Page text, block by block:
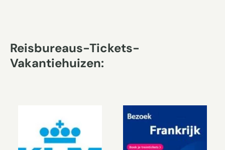
Reisbureaus-Tickets-
Vakantiehuizen: